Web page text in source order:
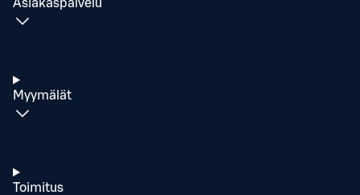
Asiakaspalvelu
Myymälät
Toimitus